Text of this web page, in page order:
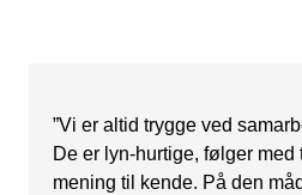
”Vi er altid trygge ved
De er lyn-hurtige, følger
mening til kende. På den